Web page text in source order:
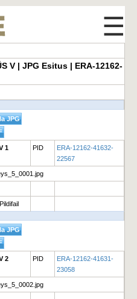
☰
V | JPG Esitus | ERA-12162-
1 PID
ERA-12162-41632-
22567
2 PID
ERA-12162-41631-
23058